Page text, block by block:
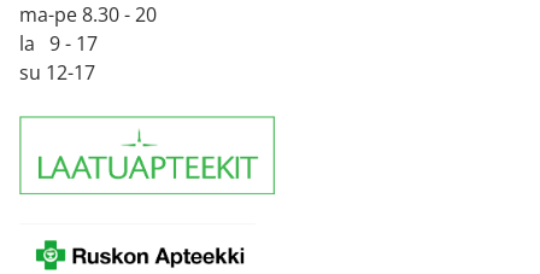
ma-pe 8.30 - 20
la 9 - 17
su 12-17